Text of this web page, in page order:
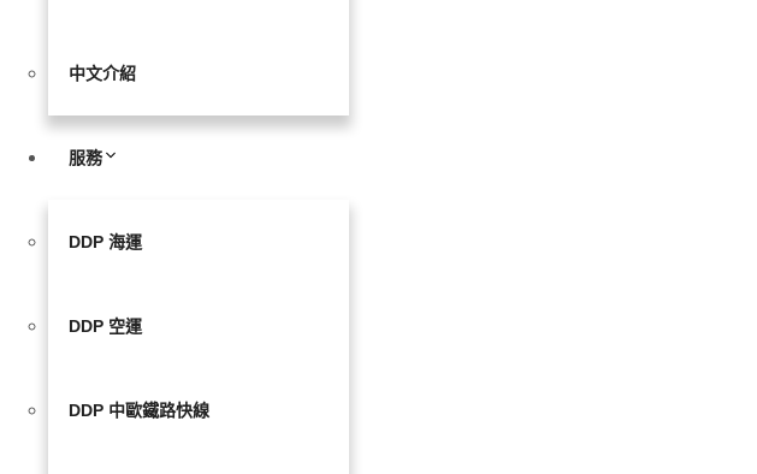
中文介紹
服務
DDP 海運
DDP 空運
DDP 中歐鐵路快線